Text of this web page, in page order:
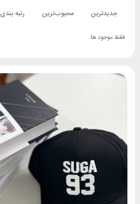
جدیدترین
محبوب‌ترین رتبه بندی
فقط موجود ها: